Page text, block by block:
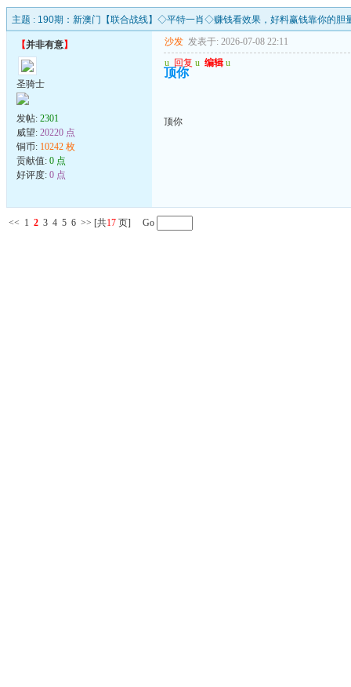
主题 : 190期：新澳门【联合战线】◇平特一肖◇赚钱看效果，好料赢钱靠你的胆
【并非有意】
圣骑士
发帖: 2301
威望: 20220 点
铜币: 10242 枚
贡献值: 0 点
好评度: 0 点
沙发 发表于: 2026-07-08 22:11
u 回复 u 编辑 u
顶你
顶你
<< 1 2 3 4 5 6 >> [共17 页] Go